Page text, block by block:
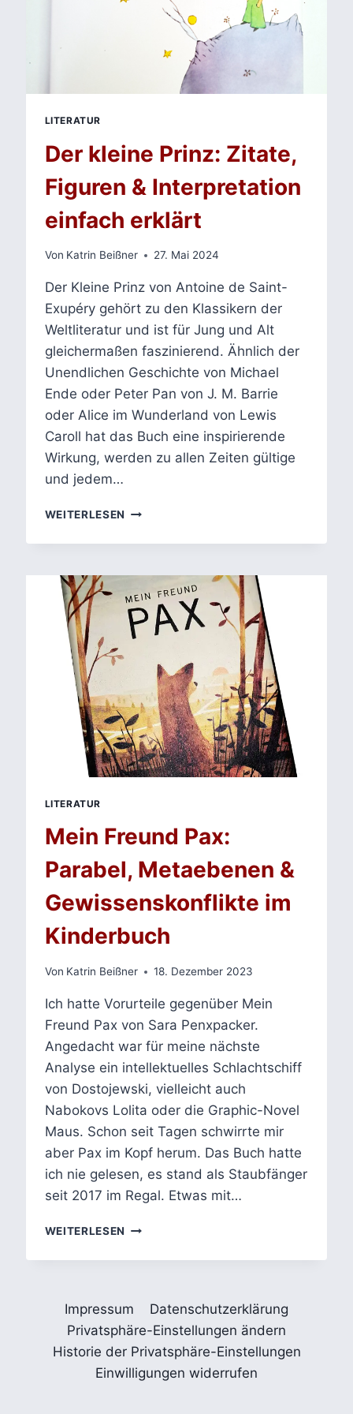
LITERATUR
Der kleine Prinz: Zitate,
Figuren & Interpretation
einfach erklärt
Von Katrin Beißner 27. Mai 2024
Der Kleine Prinz von Antoine de Saint-
Exupéry gehört zu den Klassikern der
Weltliteratur und ist für Jung und Alt
gleichermaßen faszinierend. Ähnlich der
Unendlichen Geschichte von Michael
Ende oder Peter Pan von J. M. Barrie
oder Alice im Wunderland von Lewis
Caroll hat das Buch eine inspirierende
Wirkung, werden zu allen Zeiten gültige
und jedem…
WEITERLESEN DER
PRINZ:
FIGUREN
&
INTERPRETATION
EINFACH
ERKLÄRT
LITERATUR
Mein Freund Pax:
Parabel, Metaebenen &
Gewissenskonflikte im
Kinderbuch
Von Katrin Beißner 18. Dezember 2023
Ich hatte Vorurteile gegenüber Mein
Freund Pax von Sara Penxpacker.
Angedacht war für meine nächste
Analyse ein intellektuelles Schlachtschiff
von Dostojewski, vielleicht auch
Nabokovs Lolita oder die Graphic-Novel
Maus. Schon seit Tagen schwirrte mir
aber Pax im Kopf herum. Das Buch hatte
ich nie gelesen, es stand als Staubfänger
seit 2017 im Regal. Etwas mit…
WEITERLESEN MEIN
PAX:
&
GEWISSENSKONFLIKTE
KINDERBUCH
Impressum
Datenschutzerklärung
Privatsphäre-Einstellungen ändern
Historie der Privatsphäre-Einstellungen
Einwilligungen widerrufen